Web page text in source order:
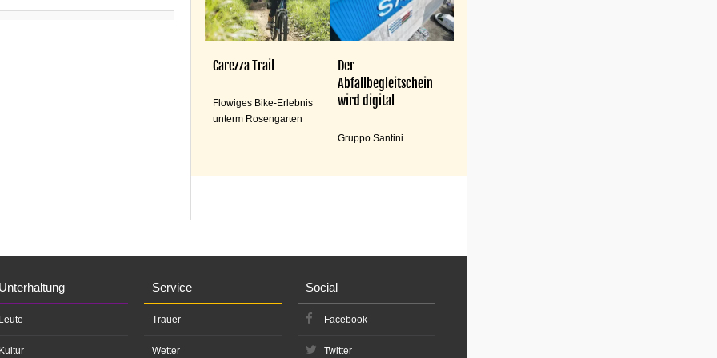
Carezza Trail
Flowiges Bike-Erlebnis
unterm Rosengarten
Der
Abfallbegleitschein
wird digital
Gruppo Santini
Service
Trauer
Wetter
Social
Facebook
Twitter